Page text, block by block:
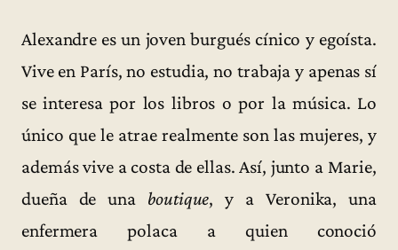
Alexandre es un joven burgués cínico y egoísta.
Vive en París, no estudia, no trabaja y apenas sí
se interesa por los libros o por la música. Lo
único que le atrae realmente son las mujeres, y
además vive a costa de ellas. Así, junto a Marie,
dueña de una boutique, y a Veronika, una
enfermera polaca a quien conoció